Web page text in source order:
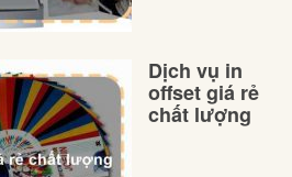
Dịch vụ in
offset giá rẻ
chất lượng